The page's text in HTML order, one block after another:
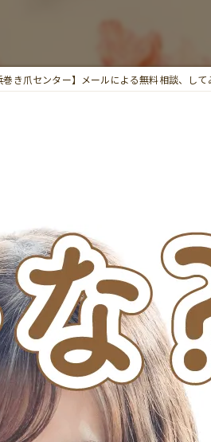
巻き爪センター】メールによる無料相談、して